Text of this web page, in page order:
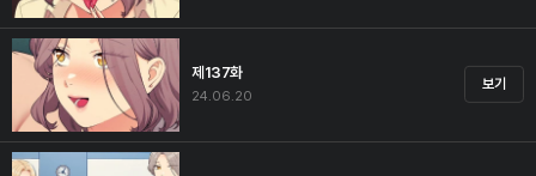
제137화
24.06.20
보기